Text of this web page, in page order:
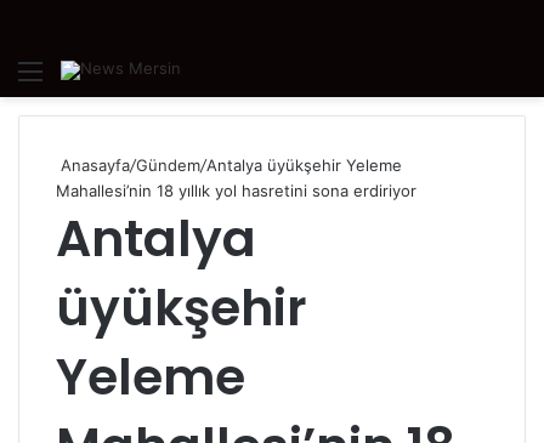
Menü
Anasayfa/Gündem/Antalya üyükşehir Yeleme
Mahallesi’nin 18 yıllık yol hasretini sona erdiriyor
Antalya
üyükşehir
Yeleme